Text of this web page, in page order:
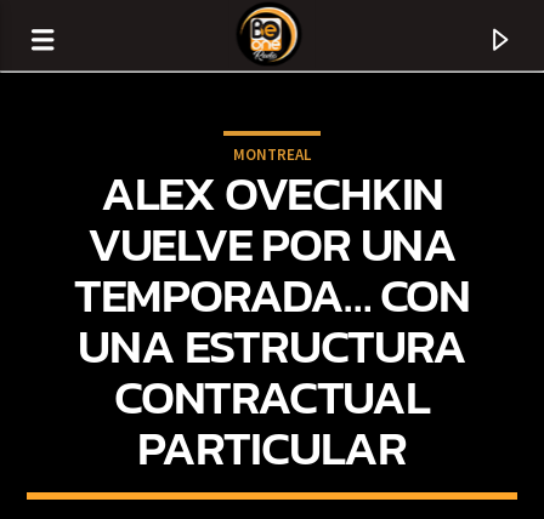
CURRENT TRACK
TITLE
MONTREAL
ALEX OVECHKIN
VUELVE POR UNA
TEMPORADA… CON
UNA ESTRUCTURA
CONTRACTUAL
PARTICULAR